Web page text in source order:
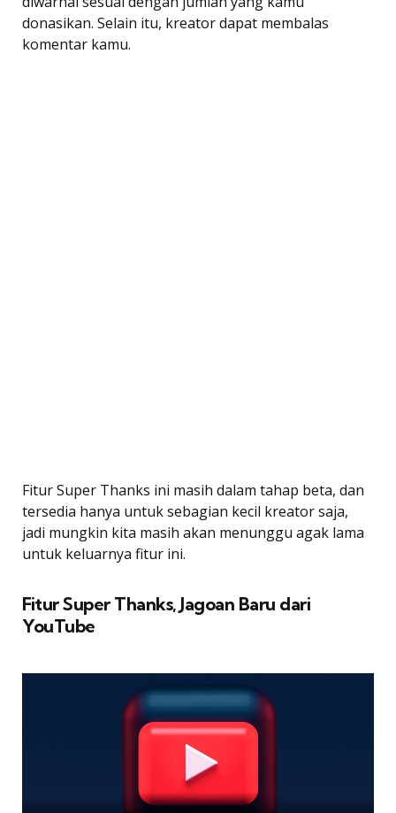
donasikan. Selain itu, kreator dapat membalas
komentar kamu.
Fitur Super Thanks ini masih dalam tahap beta, dan
tersedia hanya untuk sebagian kecil kreator saja,
jadi mungkin kita masih akan menunggu agak lama
untuk keluarnya fitur ini.
Fitur Super Thanks, Jagoan Baru dari
YouTube